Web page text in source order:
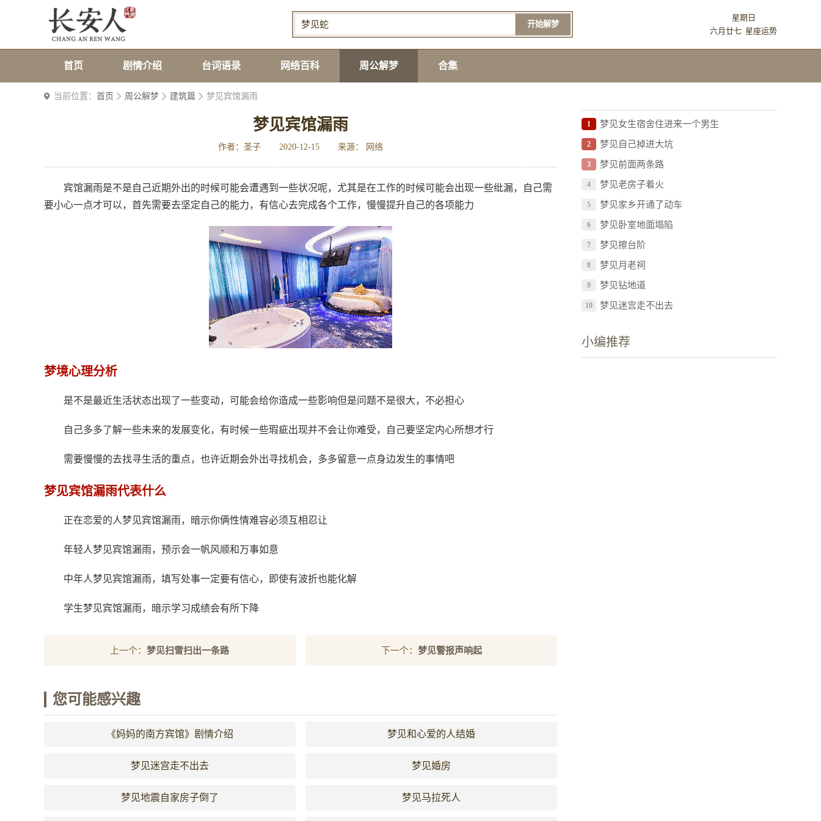
开始解梦
星期日
六月廿七 星座运势
首页 剧情介绍 台词语录 网络百科 周公解梦 合集
当前位置： 首页 周公解梦 建筑篇 梦见宾馆漏雨
梦见宾馆漏雨
作者：圣子 2020-12-15 来源： 网络
宾馆漏雨是不是自己近期外出的时候可能会遭遇到一些状况呢，尤其是在工作的时候可能会出现一些纰漏，自己需
要小心一点才可以，首先需要去坚定自己的能力，有信心去完成各个工作，慢慢提升自己的各项能力
梦境心理分析
是不是最近生活状态出现了一些变动，可能会给你造成一些影响但是问题不是很大，不必担心
自己多多了解一些未来的发展变化，有时候一些瑕疵出现并不会让你难受，自己要坚定内心所想才行
需要慢慢的去找寻生活的重点，也许近期会外出寻找机会，多多留意一点身边发生的事情吧
梦见宾馆漏雨代表什么
正在恋爱的人梦见宾馆漏雨，暗示你俩性情难容必须互相忍让
年轻人梦见宾馆漏雨，预示会一帆风顺和万事如意
中年人梦见宾馆漏雨，填写处事一定要有信心，即使有波折也能化解
学生梦见宾馆漏雨，暗示学习成绩会有所下降
上一个：梦见扫雪扫出一条路 下一个： 梦见警报声响起
您可能感兴趣
《妈妈的南方宾馆》剧情介绍 梦见和心爱的人结婚
梦见迷宫走不出去 梦见婚房
梦见地震自家房子倒了 梦见马拉死人
1 梦见女生宿舍住进来一个男生
2 梦见自己掉进大坑
3 梦见前面两条路
4 梦见老房子着火
5 梦见家乡开通了动车
6 梦见卧室地面塌陷
7 梦见擦台阶
8 梦见月老祠
9 梦见钻地道
10 梦见迷宫走不出去
小编推荐